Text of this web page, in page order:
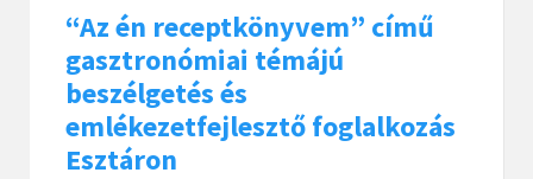
“Az én receptkönyvem” című
gasztronómiai témájú
beszélgetés és
emlékezetfejlesztő foglalkozás
Esztáron